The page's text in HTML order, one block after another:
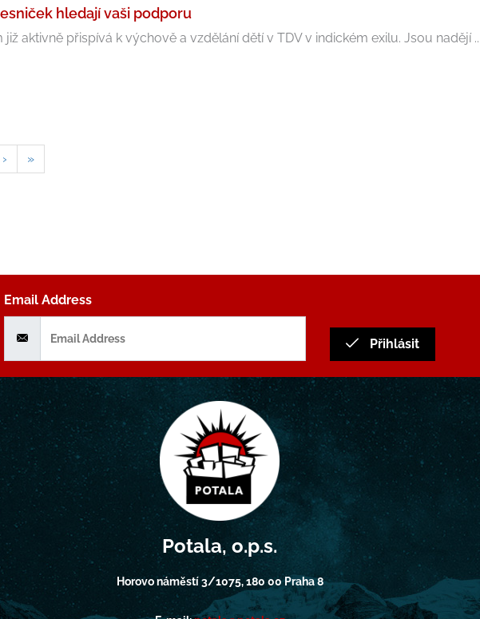
hledají vaši podporu
aktivně přispívá k výchově a vzdělání dětí v TDV v indickém exilu. Jsou nadějí ...
› »
Email Address
Přihlásit
Potala, o.p.s.
Horovo náměstí 3/1075, 180 00 Praha 8